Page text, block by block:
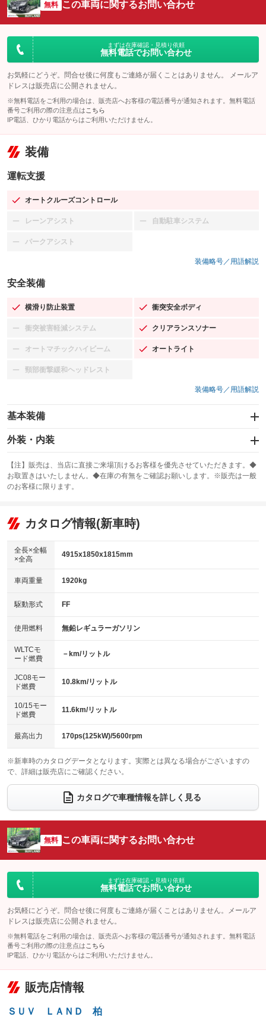
無料 この車両に関するお問い合わせ
まずは在庫確認・見積り依頼
無料電話でお問い合わせ
お気軽にどうぞ。問合せ後に何度もご連絡が届くことはありません。 メールア
ドレスは販売店に公開されません。
※無料電話をご利用の場合は、販売店へお客様の電話番号が通知されます。無料電話
番号ご利用の際の注意点は こちら
IP電話、ひかり電話からはご利用いただけません。
装備
運転支援
オートクルーズコントロール
：装備あり
レーンアシスト
：装備なし 自動駐車システム
：装備なし
パークアシスト
：装備なし
装備略号／用語解説
安全装備
横滑り防止装置
：装備あり 衝突安全ボディ
：装備あり
衝突被害軽減システム
：装備なし クリアランスソナー
：装備あり
オートマチックハイビーム
：装備なし オートライト
：装備あり
頸部衝撃緩和ヘッドレスト
：装備なし
装備略号／用語解説
基本装備
エアバッグ：運転席/助手席/サイド
：装備あり
：装備あり
サンルーフ
：装備なし ABS
リフトアップ
：装備なし
：装備なし
パワーウィンドウ
アイドリングストップ
：装備なし
USB入力端子
：装備あり
100V電源
：装備なし
センターデフロック
：装備なし
電動格納ミラー
：装備あり
外装・内装
カーナビ：SDナビ
：装備あり
TV：フルセグ
：装備あり
ビジュアル：-／DVD再生
：装備あり
アルミホイール：18インチ
：装備あり
HID(キセノンライト)
バックカメラ
エアロ
：装備なし
ローダウン
：装備なし
ベンチシート
：装備なし
チップアップシート
：装備あり
電動格納サードシート
：装備なし シートヒーター
：装備なし
ウォークスルー
電動リアゲート フロントカメラ
：装備なし
シートエアコン
：装備なし 全周囲カメラ
：装備なし
サイドカメラ
：装備なし ルーフレール
：装備なし
エアサスペンション ヘッドライトウォッシャー
【注】販売は、当店に直接ご来場頂けるお客様を優先させていただきます。◆
お取置きはいたしません。◆在庫の有無をご確認お願いします。※販売は一般
のお客様に限ります。
カタログ情報(新車時)
全長×全幅
×全高
4915x1850x1815mm
車両重量 1920kg
駆動形式 FF
使用燃料 無鉛レギュラーガソリン
WLTCモ
ード燃費
－km/リットル
JC08モー
ド燃費
10.8km/リットル
10/15モー
ド燃費
11.6km/リットル
最高出力 170ps(125kW)/5600rpm
※新車時のカタログデータとなります。実際とは異なる場合がございますの
で、詳細は販売店にご確認ください。
カタログで車種情報を詳しく見る
無料 この車両に関するお問い合わせ
まずは在庫確認・見積り依頼
無料電話でお問い合わせ
お気軽にどうぞ。問合せ後に何度もご連絡が届くことはありません。メールア
ドレスは販売店に公開されません。
※無料電話をご利用の場合は、販売店へお客様の電話番号が通知されます。無料電話
番号ご利用の際の注意点は こちら
IP電話、ひかり電話からはご利用いただけません。
販売店情報
ＳＵＶ ＬＡＮＤ 柏